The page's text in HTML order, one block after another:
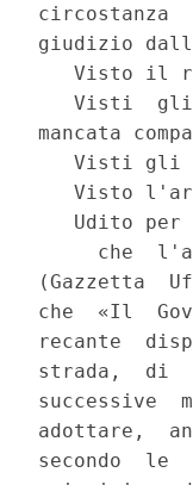
circostanza
giudizio
Visto il
Visti
mancata
Visti gli
Visto
Udito per
che
(Gazzetta
che  «Il
recante
strada,  di
successive
adottare,
secondo  le